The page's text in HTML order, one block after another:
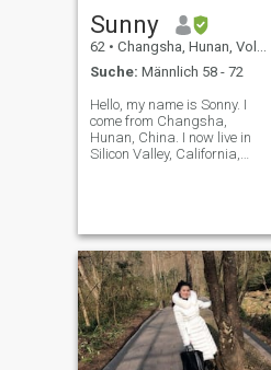
probiere Tee, gehe wandern
und koche, führe einen
entspannten, Ich schätze
Ehrlichkeit, Loyalität,
echte Kommunikation mehr
als materielle Dinge. Ich
hasse Heuchelei, Arroganz,
Kindheit und emotionale
die gleichen Werte und die
gleiche spirituelle Frequenz
teilt. Ich hoffe, einen stabilen,
verantwortungsvollen, reifen
Partner zu treffen, der treu,
aufgeschlossen und bereit
ist, für einander zu sorgen
und den Rest unseres
Sunny
62 • Changsha, Hunan, Volksrep. China
Suche: Männlich 58 - 72
Hello, my name is Sonny. I
come from Changsha,
Hunan, China. I now live in
Silicon Valley, California,
youth education for more
than 30 years.